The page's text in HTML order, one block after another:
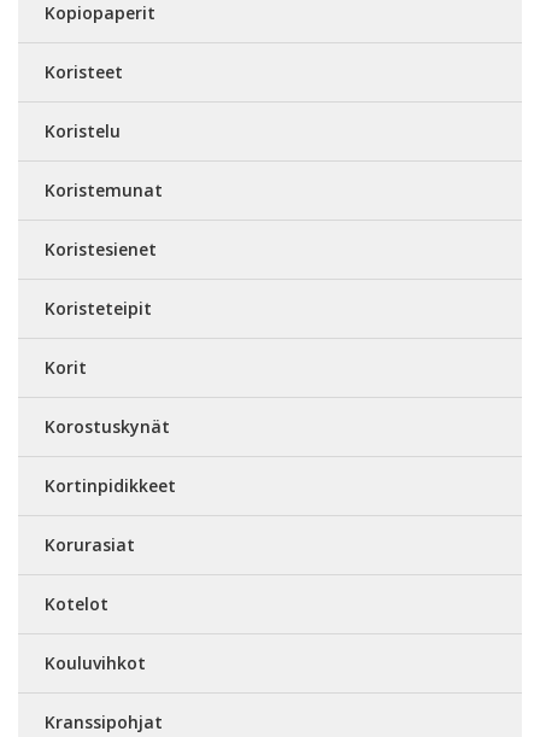
Kopiopaperit
Koristeet
Koristelu
Koristemunat
Koristesienet
Koristeteipit
Korit
Korostuskynät
Kortinpidikkeet
Korurasiat
Kotelot
Kouluvihkot
Kranssipohjat